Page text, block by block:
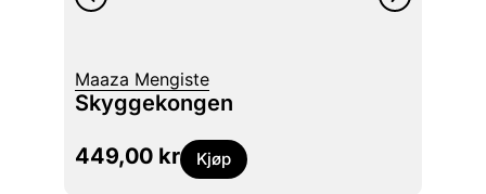
Maaza Mengiste
Skyggekongen
449,00 kr Kjøp